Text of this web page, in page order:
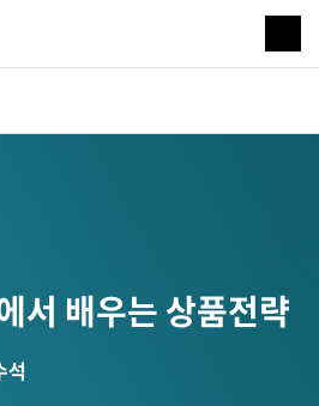
서 배우는 상품전략
석